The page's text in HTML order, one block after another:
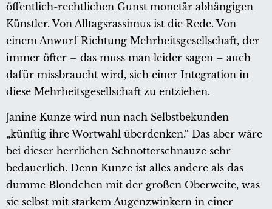
öffentlich-rechtlichen Gunst monetär abhängigen
Künstler. Von Alltagsrassimus ist die Rede. Von
einem Anwurf Richtung Mehrheitsgesellschaft, der
immer öfter – das muss man leider sagen – auch
dafür missbraucht wird, sich einer Integration in
diese Mehrheitsgesellschaft zu entziehen.
Janine Kunze wird nun nach Selbstbekunden
„künftig ihre Wortwahl überdenken.“ Das aber wäre
bei dieser herrlichen Schnotterschnauze sehr
bedauerlich. Denn Kunze ist alles andere als das
dumme Blondchen mit der großen Oberweite, was
sie selbst mit starkem Augenzwinkern in einer